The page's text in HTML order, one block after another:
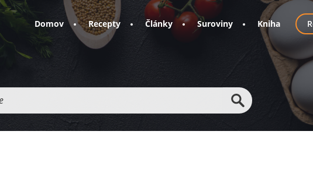
Domov Recepty Články Suroviny Kniha